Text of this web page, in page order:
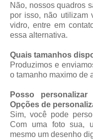
Não, nossos quadros
por isso, não utilizam
vidro, entre em
essa alternativa.
Quais tamanhos
Produzimos e
o tamanho maximo de
Posso
Opções de
Sim, você pode
Com uma foto sua,
mesmo um desenho